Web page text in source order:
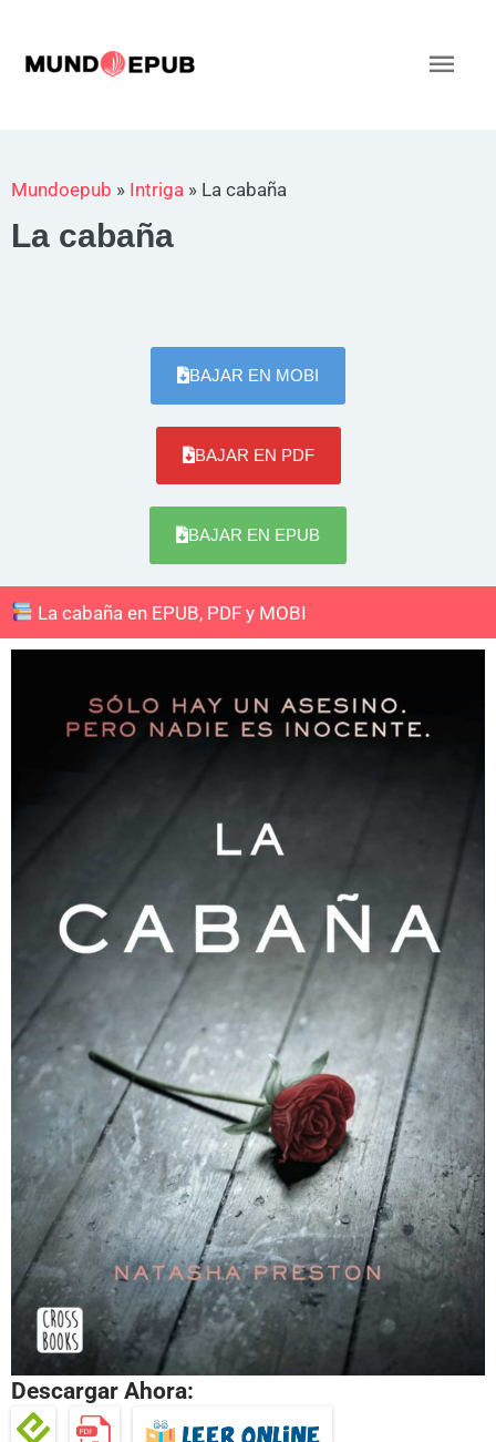
contenido
Mundoepub » Intriga » La cabaña
La cabaña
BAJAR EN MOBI
BAJAR EN PDF
BAJAR EN EPUB
La cabaña en EPUB, PDF y MOBI
Descargar Ahora: